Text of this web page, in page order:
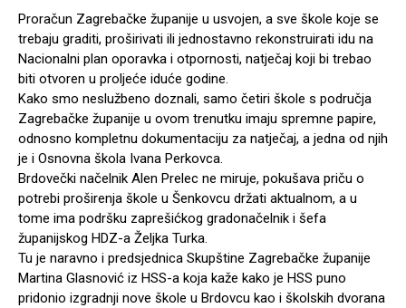
Proračun Zagrebačke županije u usvojen, a sve škole koje se
trebaju graditi, proširivati ili jednostavno rekonstruirati idu na
Nacionalni plan oporavka i otpornosti, natječaj koji bi trebao
biti otvoren u proljeće iduće godine.
Kako smo neslužbeno doznali, samo četiri škole s područja
Zagrebačke županije u ovom trenutku imaju spremne papire,
odnosno kompletnu dokumentaciju za natječaj, a jedna od njih
je i Osnovna škola Ivana Perkovca.
Brdovečki načelnik Alen Prelec ne miruje, pokušava priču o
potrebi proširenja škole u Šenkovcu držati aktualnom, a u
tome ima podršku zaprešićkog gradonačelnik i šefa
županijskog HDZ-a Željka Turka.
Tu je naravno i predsjednica Skupštine Zagrebačke županije
Martina Glasnović iz HSS-a koja kaže kako je HSS puno
pridonio izgradnji nove škole u Brdovcu kao i školskih dvorana